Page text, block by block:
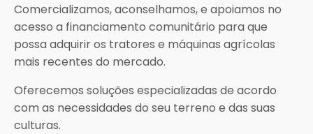
Comercializamos, aconselhamos, e apoiamos no
acesso a financiamento comunitário para que
possa adquirir os tratores e máquinas agrícolas
mais recentes do mercado.
Oferecemos soluções especializadas de acordo
com as necessidades do seu terreno e das suas
culturas.